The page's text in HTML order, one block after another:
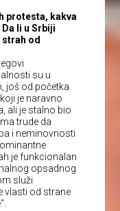
protesta, kakva
li u Srbiji
od
su u
još od početka
je naravno
ali je stalno bio
trude da
i neminovnosti
je funkcionalan
opsadnog
služi
vlasti od strane